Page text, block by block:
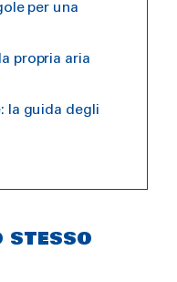
per una
propria aria
la guida degli
STESSO